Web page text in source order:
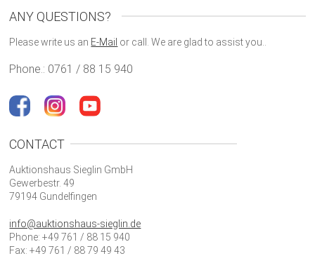
ANY QUESTIONS?
Please write us an E-Mail or call. We are glad to assist you..
Phone.: 0761 / 88 15 940
CONTACT
Auktionshaus Sieglin GmbH
Gewerbestr. 49
79194 Gundelfingen
info@auktionshaus-sieglin.de
Phone: +49 761 / 88 15 940
Fax: +49 761 / 88 79 49 43